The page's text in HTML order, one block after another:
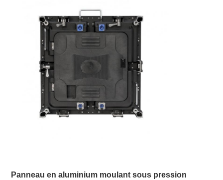
Panneau en aluminium moulant sous pression